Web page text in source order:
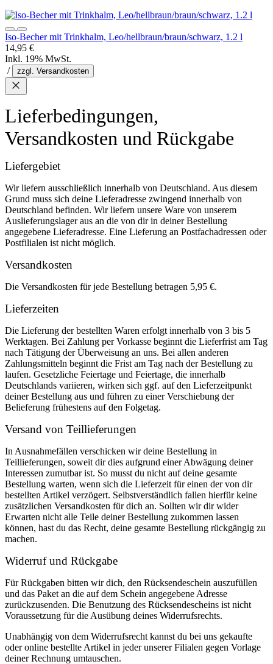
Iso-Becher mit Trinkhalm, Leo/hellbraun/braun/schwarz, 1.2 l
14,95 €
Inkl. 19% MwSt.
/
zzgl. Versandkosten
Lieferbedingungen,
Versandkosten und Rückgabe
Liefergebiet
Wir liefern ausschließlich innerhalb von Deutschland. Aus diesem
Grund muss sich deine Lieferadresse zwingend innerhalb von
Deutschland befinden. Wir liefern unsere Ware von unserem
Auslieferungslager aus an die von dir in deiner Bestellung
angegebene Lieferadresse. Eine Lieferung an Postfachadressen oder
Postfilialen ist nicht möglich.
Versandkosten
Die Versandkosten für jede Bestellung betragen 5,95 €.
Lieferzeiten
Die Lieferung der bestellten Waren erfolgt innerhalb von 3 bis 5
Werktagen. Bei Zahlung per Vorkasse beginnt die Lieferfrist am Tag
nach Tätigung der Überweisung an uns. Bei allen anderen
Zahlungsmitteln beginnt die Frist am Tag nach der Bestellung zu
laufen. Gesetzliche Feiertage und Feiertage, die innerhalb
Deutschlands variieren, wirken sich ggf. auf den Lieferzeitpunkt
deiner Bestellung aus und führen zu einer Verschiebung der
Belieferung frühestens auf den Folgetag.
Versand von Teillieferungen
In Ausnahmefällen verschicken wir deine Bestellung in
Teillieferungen, soweit dir dies aufgrund einer Abwägung deiner
Interessen zumutbar ist. So musst du nicht auf deine gesamte
Bestellung warten, wenn sich die Lieferzeit für einen der von dir
bestellten Artikel verzögert. Selbstverständlich fallen hierfür keine
zusätzlichen Versandkosten für dich an. Sollten wir dir wider
Erwarten nicht alle Teile deiner Bestellung zukommen lassen
können, hast du das Recht, deine gesamte Bestellung rückgängig zu
machen.
Widerruf und Rückgabe
Für Rückgaben bitten wir dich, den Rücksendeschein auszufüllen
und das Paket an die auf dem Schein angegebene Adresse
zurückzusenden. Die Benutzung des Rücksendescheins ist nicht
Voraussetzung für die Ausübung deines Widerrufsrechts.
Unabhängig von dem Widerrufsrecht kannst du bei uns gekaufte
oder online bestellte Artikel in jeder unserer Filialen gegen Vorlage
deiner Rechnung umtauschen.